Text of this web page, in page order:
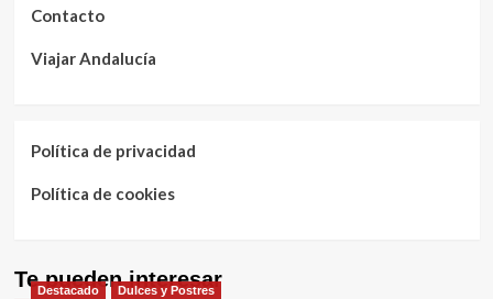
Contacto
Viajar Andalucía
Política de privacidad
Política de cookies
Te pueden interesar
Destacado Dulces y Postres